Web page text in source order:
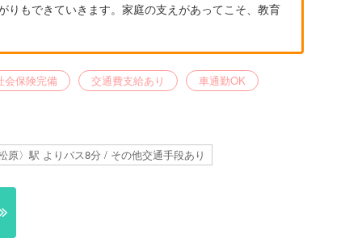
もできていきます。家庭の支えがあってこそ、教育
会保険完備 交通費支給あり 車通勤OK
原〉駅 よりバス8分 / その他交通手段あり